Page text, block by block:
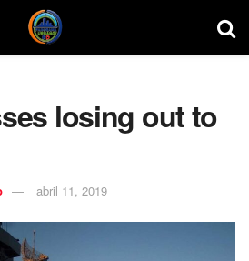
losing out to
abril 11, 2019